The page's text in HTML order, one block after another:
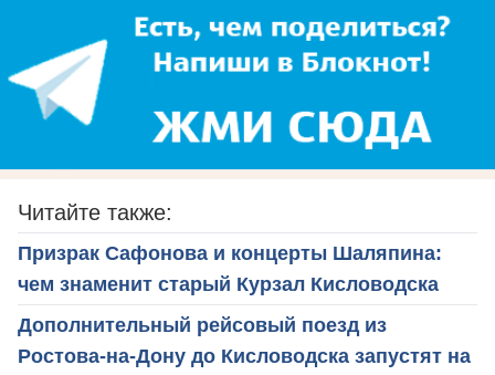
Читайте также:
Призрак Сафонова и концерты Шаляпина:
чем знаменит старый Курзал Кисловодска
Дополнительный рейсовый поезд из
Ростова-на-Дону до Кисловодска запустят на